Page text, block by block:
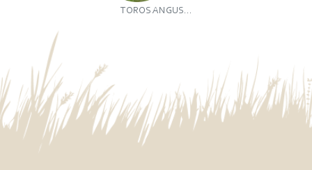
TOROS ANGUS...